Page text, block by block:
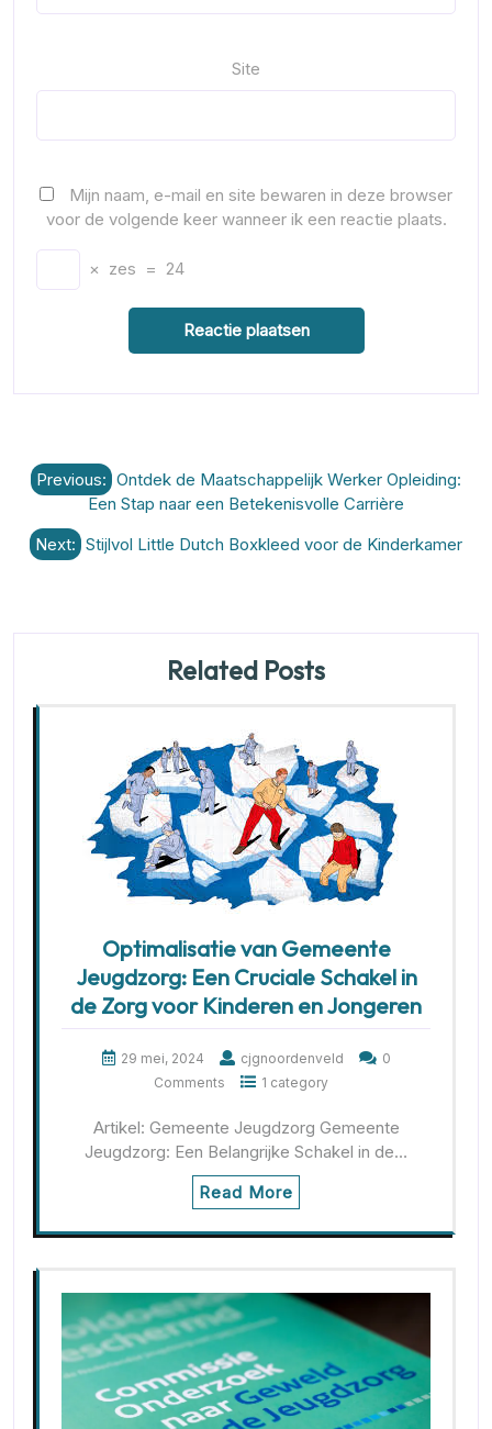
Site
Mijn naam, e-mail en site bewaren in deze browser
voor de volgende keer wanneer ik een reactie plaats.
× zes = 24
Berichtnavigatie
Previous: Ontdek de Maatschappelijk Werker Opleiding:
Een Stap naar een Betekenisvolle Carrière
Next: Stijlvol Little Dutch Boxkleed voor de Kinderkamer
Related Posts
Optimalisatie van Gemeente
Jeugdzorg: Een Cruciale Schakel in
de Zorg voor Kinderen en Jongeren
29 mei, 2024 cjgnoordenveld
0
Comments
1 category
Artikel: Gemeente Jeugdzorg Gemeente
Jeugdzorg: Een Belangrijke Schakel in de…
Read More